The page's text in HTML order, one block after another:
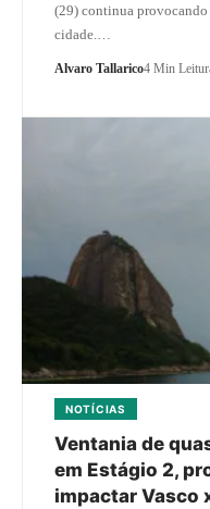
(29) continua provocando
cidade.…
Alvaro Tallarico4 Min
NOTÍCIAS
Ventania de
em Estágio 2,
impactar Vasco